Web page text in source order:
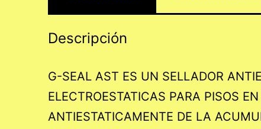
Descripción
G-SEAL AST ES UN SELLADOR
ELECTROESTATICAS PARA PISOS
ANTIESTATICAMENTE DE LA